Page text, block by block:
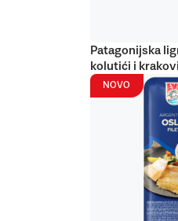
Patagonijska
kolutići i krakovi
NOVO